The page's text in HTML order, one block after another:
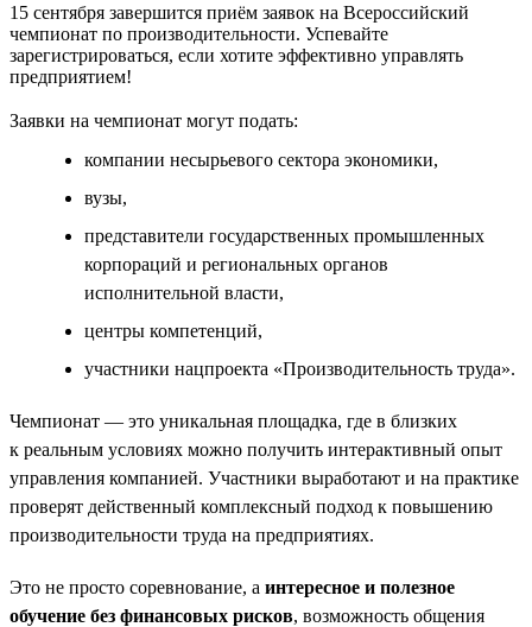
15 сентября завершится приём заявок на Всероссийский
чемпионат по производительности. Успевайте
зарегистрироваться, если хотите эффективно управлять
предприятием!
Заявки на чемпионат могут подать:
компании несырьевого сектора экономики,
вузы,
представители государственных промышленных
корпораций и региональных органов
исполнительной власти,
центры компетенций,
участники нацпроекта «Производительность труда».
Чемпионат — это уникальная площадка, где в близких
к реальным условиях можно получить интерактивный опыт
управления компанией. Участники выработают и на практике
проверят действенный комплексный подход к повышению
производительности труда на предприятиях.
Это не просто соревнование, а интересное и полезное
обучение без финансовых рисков, возможность общения